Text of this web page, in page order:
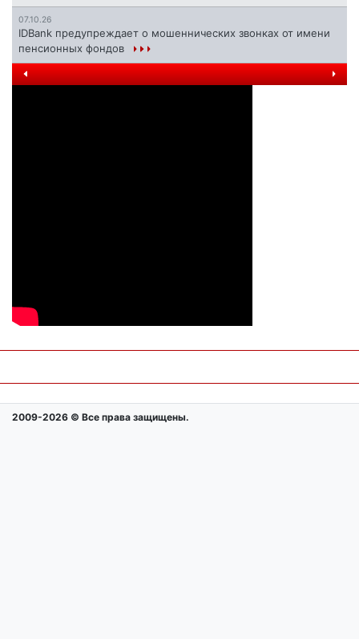
07.10.26
IDBank предупреждает о мошеннических звонках от имени
пенсионных фондов
2009-2026 © Все права защищены.